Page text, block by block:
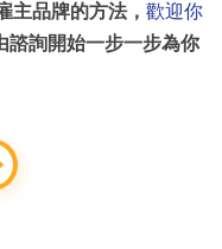
主品牌的方法， 歡迎你
諮詢開始一步一步為你